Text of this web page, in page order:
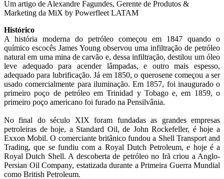
Um artigo de Alexandre Fagundes, Gerente de Produtos &
Marketing da MiX by Powerfleet LATAM
Histórico
A história moderna do petróleo começou em 1847 quando o
químico escocês James Young observou uma infiltração de petróleo
natural em uma mina de carvão e, dessa infiltração, destilou um óleo
leve adequado para acender lâmpadas, e outro mais espesso,
adequado para lubrificação. Já em 1850, o querosene começou a ser
usado comercialmente para iluminação. Em 1857, foi inaugurado o
primeiro poço de petróleo em Trinidad y Tobago e, em 1859, o
primeiro poço americano foi furado na Pensilvânia.
No final do século XIX foram fundadas as grandes empresas
petroleiras de hoje, a Standard Oil, de John Rockefeller, é hoje a
Exxon Mobil. O comerciante britânico fundou a Shell Transport and
Trading, que se fundiu com a Royal Dutch Petroleum, e hoje é a
Royal Dutch Shell. A descoberta de petróleo no Irã criou a Anglo-
Persian Oil Company, estatizada durante a Primeira Guerra Mundial
como British Petroleum.